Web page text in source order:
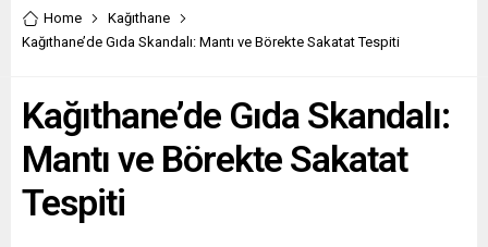
Home
Kağıthane
Kağıthane’de Gıda Skandalı: Mantı ve Börekte Sakatat Tespiti
Kağıthane’de Gıda Skandalı:
Mantı ve Börekte Sakatat
Tespiti